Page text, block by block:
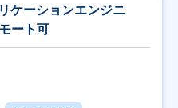
ケーションエンジニ
ート可